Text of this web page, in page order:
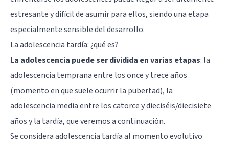
estresante y difícil de asumir para ellos, siendo una etapa
especialmente sensible del desarrollo.
La adolescencia tardía: ¿qué es?
La adolescencia puede ser dividida en varias etapas: la
adolescencia temprana entre los once y trece años
(momento en que suele ocurrir la pubertad), la
adolescencia media entre los catorce y dieciséis/diecisiete
años y la tardía, que veremos a continuación.
Se considera adolescencia tardía al momento evolutivo